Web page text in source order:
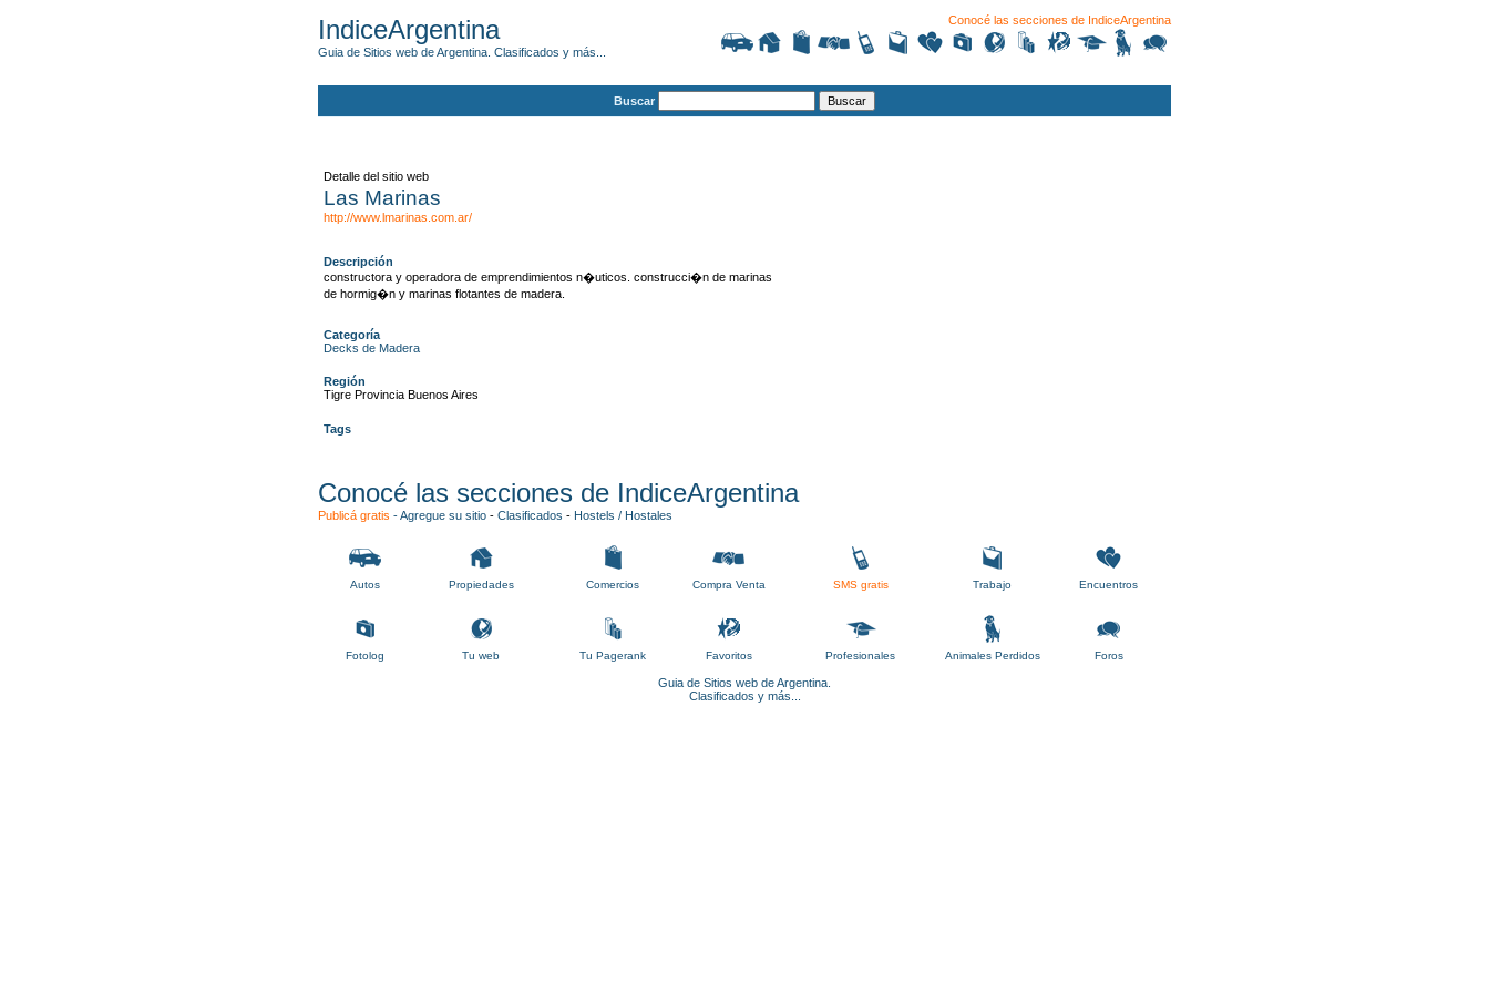
IndiceArgentina
Guia de Sitios web de Argentina. Clasificados y más...
Conocé las secciones de IndiceArgentina
Buscar
Detalle del sitio web
Las Marinas
http://www.lmarinas.com.ar/
Descripción
constructora y operadora de emprendimientos n�uticos. construcci�n de marinas
de hormig�n y marinas flotantes de madera.
Categoría
Decks de Madera
Región
Tigre Provincia Buenos Aires
Tags
Conocé las secciones de IndiceArgentina
Publicá gratis -Agregue su sitio - Clasificados - Hostels / Hostales
Autos Propiedades Comercios Compra Venta SMS gratis Trabajo Encuentros
Fotolog Tu web Tu Pagerank Favoritos Profesionales Animales Perdidos Foros
Guia de Sitios web de Argentina.
Clasificados y más...